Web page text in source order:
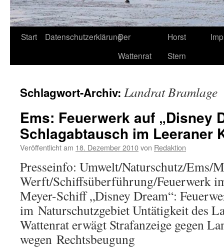
Start DatenschutzerklärungDer
Wattenrat
Horst
Stern
Schlagwort-Archiv: Landrat Bramlage
Ems: Feuerwerk auf „Disney
Schlagabtausch im Leeraner
Veröffentlicht am 18. Dezember 2010von Redaktion
Presseinfo: Umwelt/Naturschutz/Ems/
Werft/Schiffsüberführung/Feuerwerk
Meyer-Schiff „Disney Dream“:
im Naturschutzgebiet Untätigkeit des
Wattenrat erwägt Strafanzeige gegen
wegen Rechtsbeugung